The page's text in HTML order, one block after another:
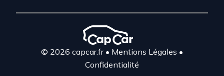
© 2026 capcar.fr• Mentions Légales •
Confidentialité